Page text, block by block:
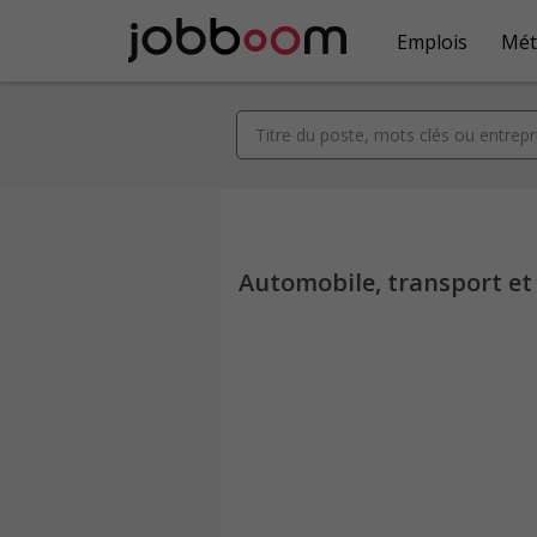
Emplois
Automobile, transport et